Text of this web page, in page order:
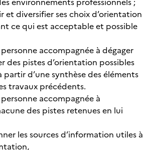
et diversifier ses choix d’orientation
ce qui est acceptable et possible
accompagnée à dégager
des pistes d’orientation possibles
partir d’une synthèse des éléments
travaux précédents.
accompagnée à
des pistes retenues en lui
les sources d’information utiles à